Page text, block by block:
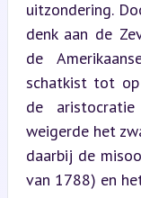
uitzondering.
denk aan de
de
schatkist tot
de
weigerde het
daarbij de
van 1788) en